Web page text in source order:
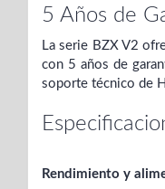
5 Años de
La serie BZX V2
con 5 años de
soporte técnico de
Rendimiento y